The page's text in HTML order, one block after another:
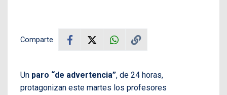
Comparte
Un paro “de advertencia”, de 24 horas,
protagonizan este martes los profesores